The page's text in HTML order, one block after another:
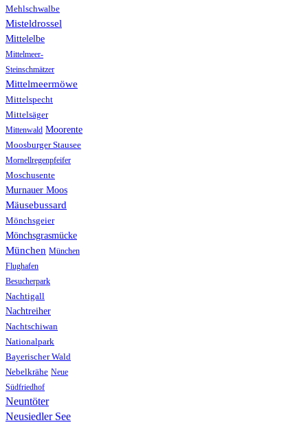
Mehlschwalbe
Misteldrossel
Mittelelbe
Mittelmeer-
Steinschmätzer
Mittelmeermöwe
Mittelspecht
Mittelsäger
Mittenwald Moorente
Moosburger Stausee
Mornellregenpfeifer
Moschusente
Murnauer Moos
Mäusebussard
Mönchsgeier
Mönchsgrasmücke
München München
Flughafen
Besucherpark
Nachtigall
Nachtreiher
Nachtschiwan
Nationalpark
Bayerischer Wald
Nebelkrähe Neue
Südfriedhof
Neuntöter
Neusiedler See